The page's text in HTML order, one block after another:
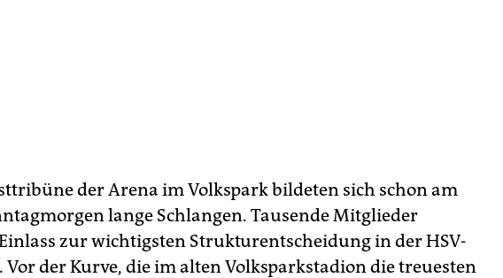
der Arena im Volkspark bildeten sich schon am
lange Schlangen. Tausende Mitglieder
zur wichtigsten Strukturentscheidung in der HSV-
Vor der Kurve, die im alten Volksparkstadion die treuesten